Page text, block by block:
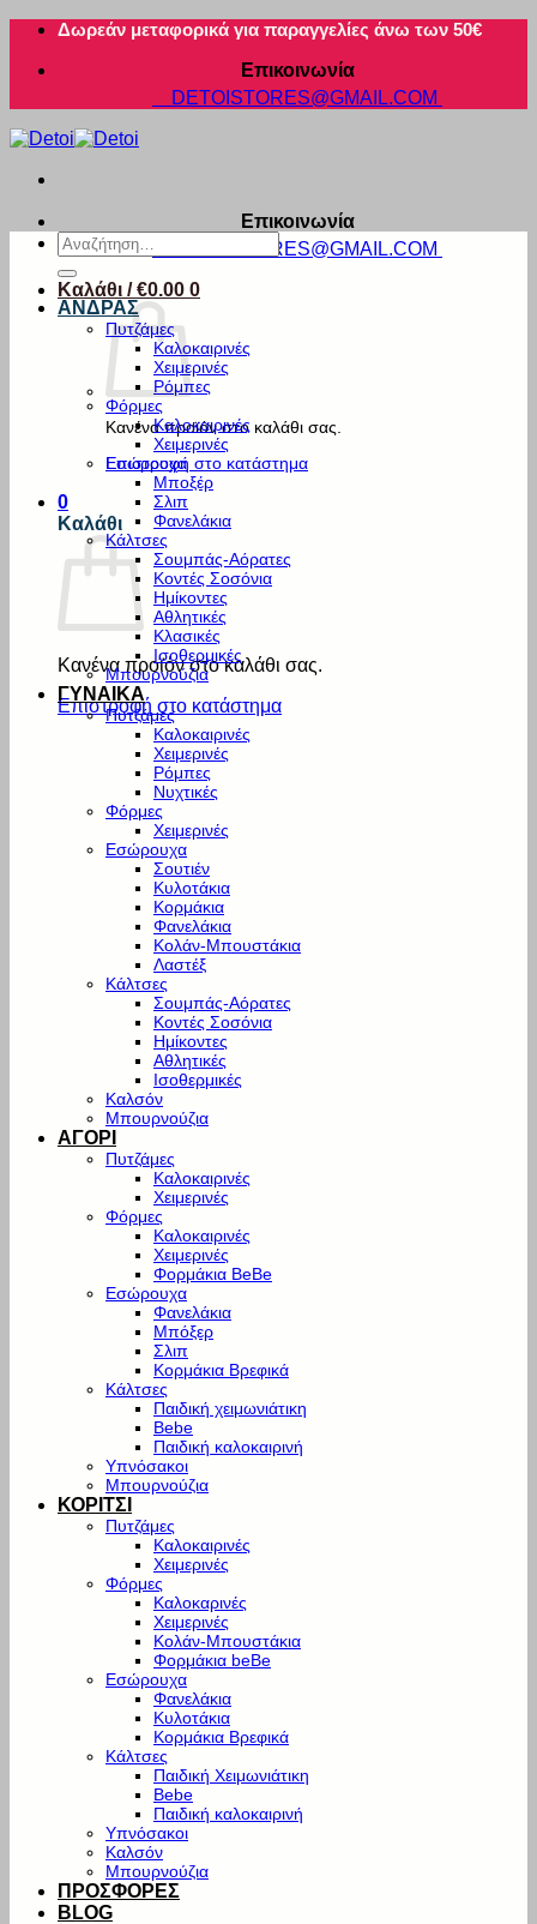
Μετάβαση
περιεχόμενο
Δωρεάν μεταφορικά για παραγγελίες άνω των 50€
Επικοινωνία
DETOISTORES@GMAIL.COM
Επικοινωνία
DETOISTORES@GMAIL.COM
Καλάθι /€0.00 0
Κανένα προϊόν στο καλάθι σας.
Επιστροφή στο κατάστημα
0
Καλάθι
Κανένα προϊόν στο καλάθι σας.
Επιστροφή στο κατάστημα
Αναζήτηση
για:
ΑΝΔΡΑΣ
Πυτζάμες
Καλοκαιρινές
Χειμερινές
Ρόμπες
Φόρμες
Καλοκαιρινές
Χειμερινές
Εσώρουχα
Μποξέρ
Σλιπ
Φανελάκια
Κάλτσες
Σουμπάς-Αόρατες
Κοντές Σοσόνια
Ημίκοντες
Αθλητικές
Κλασικές
Ισοθερμικές
Μπουρνούζια
ΓΥΝΑΙΚΑ
Πυτζάμες
Καλοκαιρινές
Χειμερινές
Ρόμπες
Νυχτικές
Φόρμες
Χειμερινές
Εσώρουχα
Σουτιέν
Κυλοτάκια
Κορμάκια
Φανελάκια
Κολάν-Μπουστάκια
Λαστέξ
Κάλτσες
Σουμπάς-Αόρατες
Κοντές Σοσόνια
Ημίκοντες
Αθλητικές
Ισοθερμικές
Καλσόν
Μπουρνούζια
ΑΓΟΡΙ
Πυτζάμες
Καλοκαιρινές
Χειμερινές
Φόρμες
Καλοκαιρινές
Χειμερινές
Φορμάκια BeBe
Εσώρουχα
Φανελάκια
Μπόξερ
Σλιπ
Κορμάκια Βρεφικά
Κάλτσες
Παιδική χειμωνιάτικη
Bebe
Παιδική καλοκαιρινή
Υπνόσακοι
Μπουρνούζια
ΚΟΡΙΤΣΙ
Πυτζάμες
Καλοκαιρινές
Χειμερινές
Φόρμες
Καλοκαρινές
Χειμερινές
Κολάν-Μπουστάκια
Φορμάκια beBe
Εσώρουχα
Φανελάκια
Κυλοτάκια
Κορμάκια Βρεφικά
Κάλτσες
Παιδική Χειμωνιάτικη
Bebe
Παιδική καλοκαιρινή
Υπνόσακοι
Καλσόν
Μπουρνούζια
ΠΡΟΣΦΟΡΕΣ
BLOG